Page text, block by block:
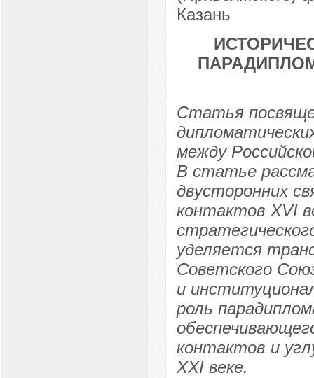
Казань
Статья
между
В статье
двусторонних
контактов XVI
уделяется
Советского
и
роль
контактов и
XXI веке.